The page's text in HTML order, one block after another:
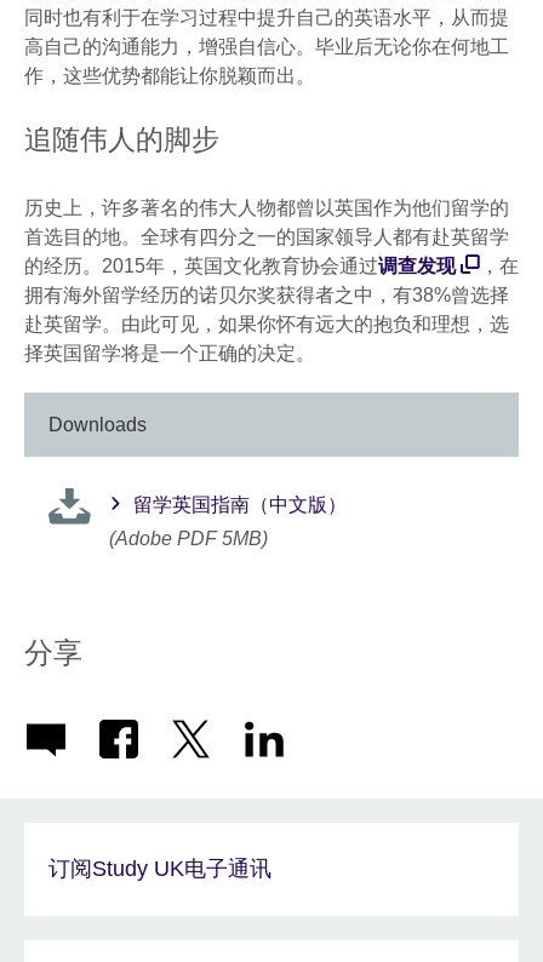
同时也有利于在学习过程中提升自己的英语水平，从而提
高自己的沟通能力，增强自信心。毕业后无论你在何地工
作，这些优势都能让你脱颖而出。
追随伟人的脚步
历史上，许多著名的伟大人物都曾以英国作为他们留学的
首选目的地。全球有四分之一的国家领导人都有赴英留学
的经历。2015年，英国文化教育协会通过调查发现
，在
拥有海外留学经历的诺贝尔奖获得者之中，有38%曾选择
赴英留学。由此可见，如果你怀有远大的抱负和理想，选
择英国留学将是一个正确的决定。
Downloads
留学英国指南（中文版）
(Adobe PDF 5MB)
分享
订阅Study UK电子通讯